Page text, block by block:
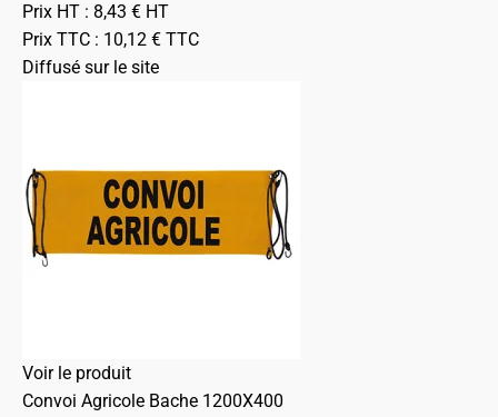
Prix HT : 8,43 € HT
Prix TTC : 10,12 € TTC
Diffusé sur le site
Voir le produit
Convoi Agricole Bache 1200X400